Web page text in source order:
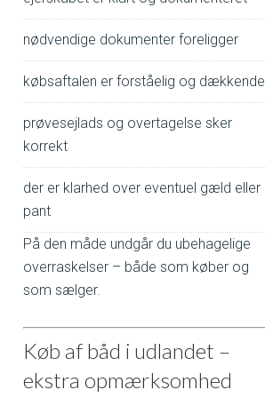
nødvendige dokumenter foreligger
købsaftalen er forståelig og dækkende
prøvesejlads og overtagelse sker
korrekt
der er klarhed over eventuel gæld eller
pant
På den måde undgår du ubehagelige
overraskelser – både som køber og
som sælger.
Køb af båd i udlandet –
ekstra opmærksomhed